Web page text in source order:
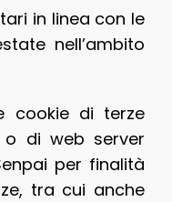
in linea con le
nell’ambito
cookie di terze
di web server
per finalità
tra cui anche